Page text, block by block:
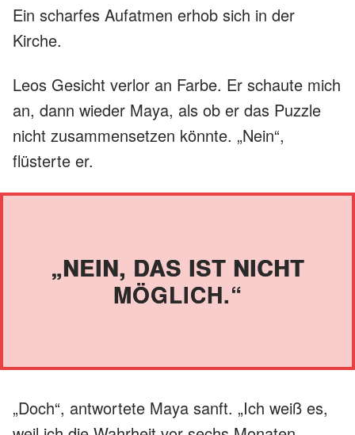
Ein scharfes Aufatmen erhob sich in der
Kirche.
Leos Gesicht verlor an Farbe. Er schaute mich
an, dann wieder Maya, als ob er das Puzzle
nicht zusammensetzen könnte. „Nein“,
flüsterte er.
„NEIN, DAS IST NICHT
MÖGLICH.“
„Doch“, antwortete Maya sanft. „Ich weiß es,